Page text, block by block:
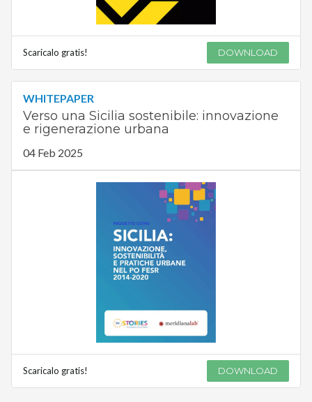
Scaricalo gratis! DOWNLOAD
WHITEPAPER
Verso una Sicilia sostenibile: innovazione
e rigenerazione urbana
04 Feb 2025
Scaricalo gratis! DOWNLOAD